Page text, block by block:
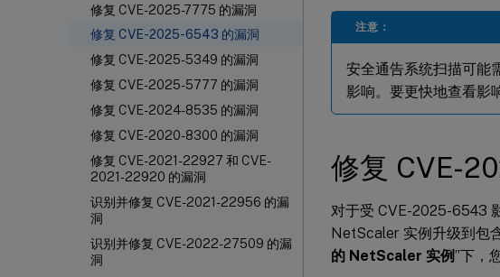
修复 CVE-2025-7775 的漏洞
修复 CVE-2025-6543 的漏洞
修复 CVE-2025-5349 的漏洞
修复 CVE-2025-5777 的漏洞
修复 CVE-2024-8535 的漏洞
修复 CVE-2020-8300 的漏洞
修复 CVE-2021-22927 和 CVE-
2021-22920 的漏洞
识别并修复 CVE-2021-22956 的漏
洞
识别并修复 CVE-2022-27509 的漏
洞
注意：
安全通告系统扫描可能
影响。要更快地查看影
修复 CVE-
对于受 CVE-2025-6543
NetScaler 实例升级到包
的 NetScaler 实例”下，